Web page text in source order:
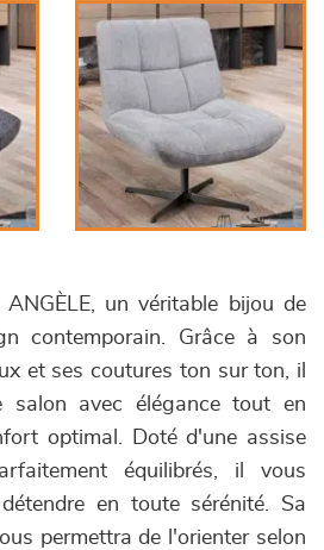
un véritable bijou de
contemporain. Grâce à son
et ses coutures ton sur ton, il
salon avec élégance tout en
optimal. Doté d'une assise
équilibrés, il vous
en toute sérénité. Sa
permettra de l'orienter selon